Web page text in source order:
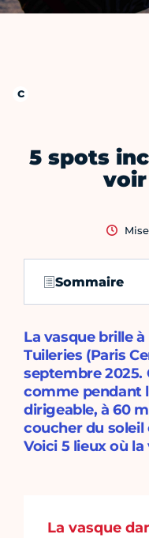
5 spots
voir
Sommaire
La vasque brille
Tuileries (Paris
septembre 2025.
comme pendant
dirigeable, à 60
coucher du soleil
Voici 5 lieux où
La vasque